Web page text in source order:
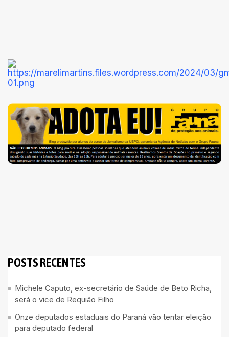
POSTS RECENTES
Michele Caputo, ex-secretário de Saúde de Beto Richa,
será o vice de Requião Filho
Onze deputados estaduais do Paraná vão tentar eleição
para deputado federal